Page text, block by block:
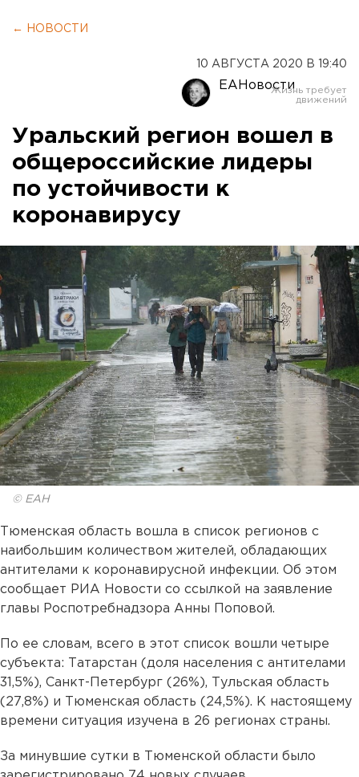
← НОВОСТИ
10 АВГУСТА 2020 В 19:40
ЕАНовости
Уральский регион вошел в
общероссийские лидеры
по устойчивости к
коронавирусу
© ЕАН
Тюменская область вошла в список регионов с
наибольшим количеством жителей, обладающих
антителами к коронавирусной инфекции. Об этом
сообщает РИА Новости со ссылкой на заявление
главы Роспотребнадзора Анны Поповой.
По ее словам, всего в этот список вошли четыре
субъекта: Татарстан (доля населения с антителами
31,5%), Санкт-Петербург (26%), Тульская область
(27,8%) и Тюменская область (24,5%). К настоящему
времени ситуация изучена в 26 регионах страны.
За минувшие сутки в Тюменской области было